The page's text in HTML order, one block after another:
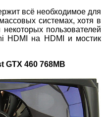
всё необходимое для
системах, хотя в
пользователей
HDMI на HDMI и мостик
GTX 460 768MB